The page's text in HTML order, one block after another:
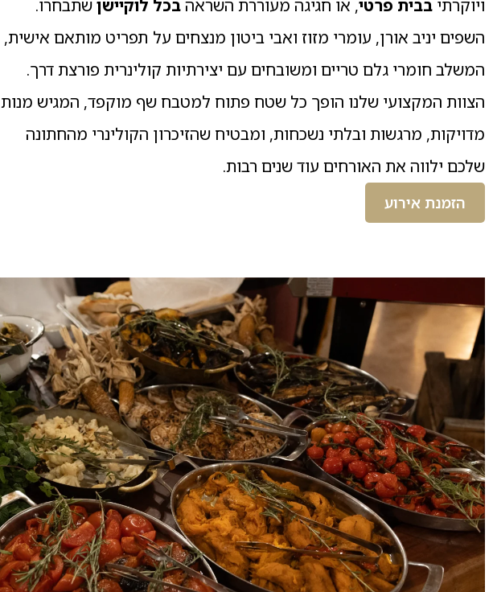
ויוקרתי בבית פרטי, או חגיגה מעוררת השראהבכל לוקיישןשתבחרו.
השפים יניב אורן, עומרי מזוז ואבי ביטון מנצחים על תפריט מותאם אישית,
המשלב חומרי גלם טריים ומשובחים עם יצירתיות קולינרית פורצת דרך.
הצוות המקצועי שלנו הופך כל שטח פתוח למטבח שף מוקפד, המגיש מנות
מדויקות, מרגשות ובלתי נשכחות, ומבטיח שהזיכרון הקולינרי מהחתונה
שלכם ילווה את האורחים עוד שנים רבות.
הזמנת אירוע